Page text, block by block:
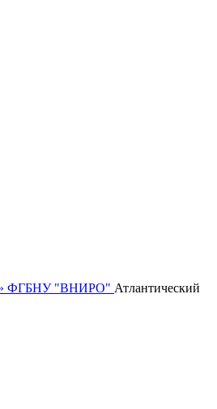
ФГБНУ "ВНИРО" Атлантический